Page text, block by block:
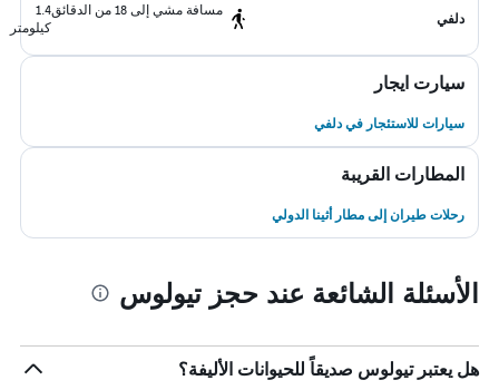
دلفي
مسافة مشي إلى 18 من الدقائق
1.4
كيلومتر
سيارت ايجار
سيارات للاستئجار في دلفي
المطارات القريبة
رحلات طيران إلى مطار أثينا الدولي
الأسئلة الشائعة عند حجز تيولوس
هل يعتبر تيولوس صديقاً للحيوانات الأليفة؟